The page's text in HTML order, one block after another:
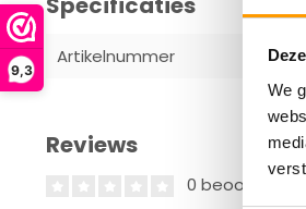
We
9,3
Artikelnummer
Reviews
0